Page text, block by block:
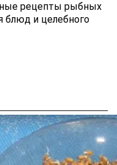
рецепты рыбных
блюд и целебного